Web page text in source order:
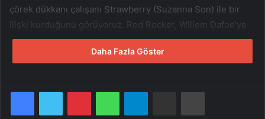
çörek dükkanı çalışanı Strawberry (Suzanna Son) ile bir
ilişki kurduğunu görüyoruz. Red Rocket, Willem Dafoe’ye
En İyi Yardımcı Erkek Oyuncu dalında üçüncü Oscar
adaylığını kazandıran 2017 filmi The Florida Project’ten
Daha Fazla Göster
FacebookTwitter PinterestWhatsAppTelegram E-Posta ile paylaş Yazdır